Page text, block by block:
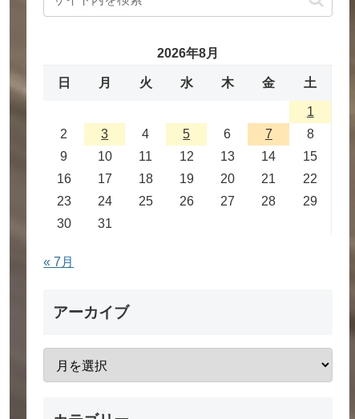
2026年8月
日 月 火 水 木 金 土
1
2
3 4 5 6 7
8
9
10 11 12 13 14
15
16
17 18 19 20 21
22
23
24 25 26 27 28
29
30
31
« 7月
アーカイブ